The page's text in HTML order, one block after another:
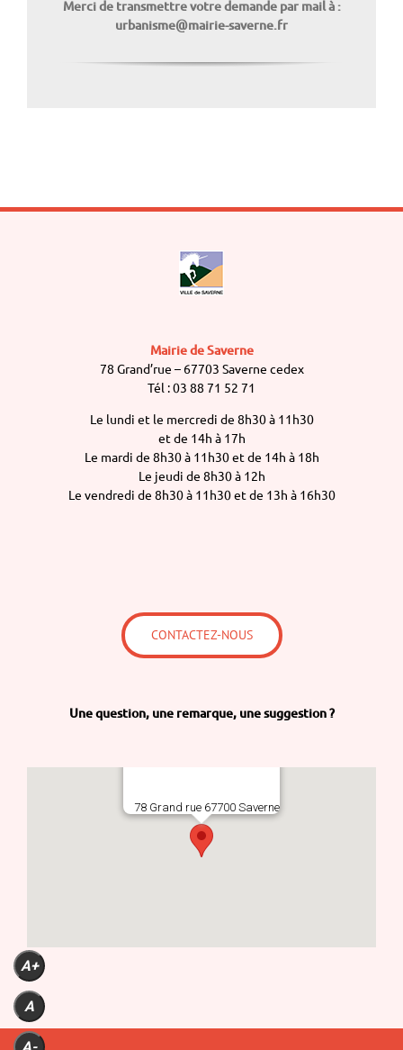
Merci de transmettre votre demande par mail à :
urbanisme@mairie-saverne.fr
Mairie de Saverne
78 Grand’rue – 67703 Saverne cedex
Tél : 03 88 71 52 71
Le lundi et le mercredi de 8h30 à 11h30
et de 14h à 17h
Le mardi de 8h30 à 11h30 et de 14h à 18h
Le jeudi de 8h30 à 12h
Le vendredi de 8h30 à 11h30 et de 13h à 16h30
CONTACTEZ-NOUS
Une question, une remarque, une suggestion ?
78 Grand rue 67700 Saverne
A+
A